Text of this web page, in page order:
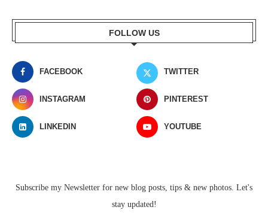
FOLLOW US
FACEBOOK TWITTER
INSTAGRAM PINTEREST
LINKEDIN YOUTUBE
Subscribe my Newsletter for new blog posts, tips & new photos. Let's
stay updated!